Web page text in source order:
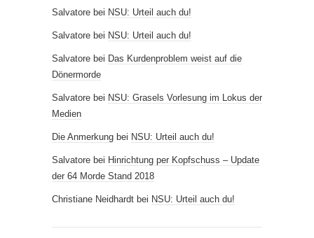
Salvatore bei NSU: Urteil auch du!
Salvatore bei NSU: Urteil auch du!
Salvatore bei Das Kurdenproblem weist auf die
Dönermorde
Salvatore bei NSU: Grasels Vorlesung im Lokus der
Medien
Die Anmerkung bei NSU: Urteil auch du!
Salvatore bei Hinrichtung per Kopfschuss – Update
der 64 Morde Stand 2018
Christiane Neidhardt bei NSU: Urteil auch du!